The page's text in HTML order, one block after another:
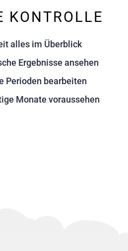
KONTROLLE
alles im Überblick
Ergebnisse ansehen
Perioden bearbeiten
Monate voraussehen